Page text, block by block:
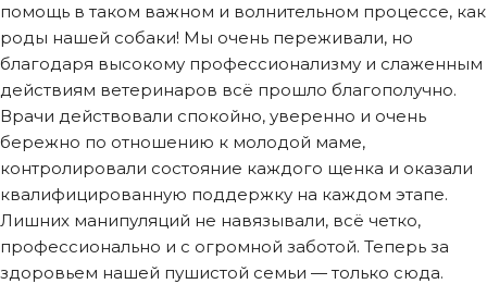
помощь в таком важном и волнительном процессе, как
роды нашей собаки! Мы очень переживали, но
благодаря высокому профессионализму и слаженным
действиям ветеринаров всё прошло благополучно.
Врачи действовали спокойно, уверенно и очень
бережно по отношению к молодой маме,
контролировали состояние каждого щенка и оказали
квалифицированную поддержку на каждом этапе.
Лишних манипуляций не навязывали, всё четко,
профессионально и с огромной заботой. Теперь за
здоровьем нашей пушистой семьи — только сюда.